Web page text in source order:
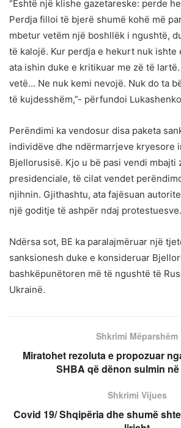
“Është një klishe gazetareske: perde
Perdja filloi të bjerë shumë kohë më
mbetur vetëm një boshllëk i ngushtë,
të kalojë. Kur perdja e hekurt nuk ishte
ata ishin duke e kritikuar me zë të
vetë… Ne nuk kemi nevojë. Nuk do ta
të kujdesshëm,”- përfundoi
Perëndimi ka vendosur disa paketa
individëve dhe ndërmarrjeve kryesore
Bjellorusisë. Kjo u bë pasi vendi mbajti
presidenciale, të cilat vendet
njihnin. Gjithashtu, ata fajësuan
një goditje të ashpër ndaj protestuesve.
Ndërsa sot, BE ka paralajmëruar një
sanksionesh duke e konsideruar
bashkëpunëtoren më të ngushtë të
Ukrainë.
Shkrimi Mëparshëm
Miratohet rezoluta e propozuar
SHBA që dënon sulmin
Shkrimi Vijues
Covid 19/ Shqipëria dhe shumë